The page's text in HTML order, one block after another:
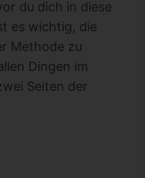
du dich in diese
es wichtig, die
Methode zu
Dingen im
Seiten der